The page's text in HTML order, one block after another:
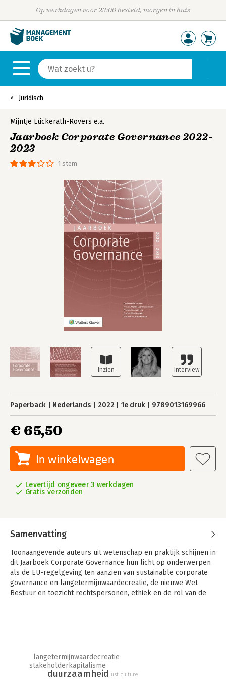
Op werkdagen voor 23:00 besteld, morgen in huis
Juridisch
1 stem
Mijntje Lückerath-Rovers e.a.
Jaarboek Corporate Governance 2022-
2023
Paperback Nederlands 2022 1e druk 9789013169966
€ 65,50
In winkelwagen
Levertijd ongeveer 3 werkdagen
Gratis verzonden
Samenvatting
Toonaangevende auteurs uit wetenschap en praktijk schijnen in
dit Jaarboek Corporate Governance hun licht op onderwerpen
als de EU-regelgeving ten aanzien van sustainable corporate
governance en langetermijnwaardecreatie, de nieuwe Wet
Bestuur en toezicht rechtspersonen, ethiek en de rol van de
langetermijnwaardecreatie.
duurzaamheid
stakeholderkapitalisme
langetermijnwaardecreatie
just culture